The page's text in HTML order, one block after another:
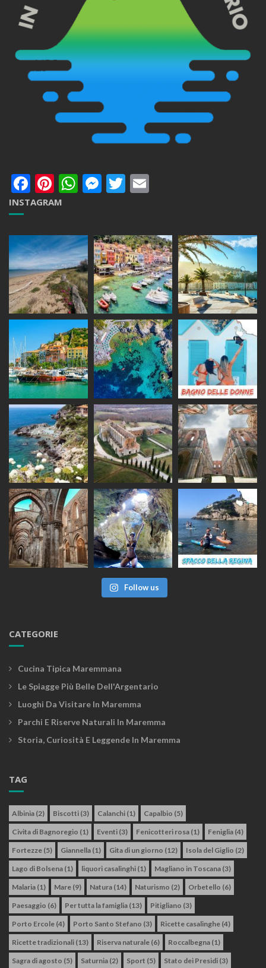
Facebook
Pinterest
WhatsApp
Messenger
Twitter
INSTAGRAM
Follow us
CATEGORIE
Cucina Tipica Maremmana
Le Spiagge Più Belle Dell'Argentario
Luoghi Da Visitare In Maremma
Parchi E Riserve Naturali In Maremma
Storia, Curiosità E Leggende In Maremma
TAG
Albinia (2) Biscotti (3) Calanchi (1) Capalbio (5)
Civita di Bagnoregio (1) Eventi (3) Fenicotteri rosa (1) Feniglia (4)
Fortezze (5) Giannella (1) Gita di un giorno (12) Isola del Giglio (2)
Lago di Bolsena (1) liquori casalinghi (1) Magliano in Toscana (3)
Malaria (1) Mare (9) Natura (14) Naturismo (2) Orbetello (6)
Paesaggio (6) Per tutta la famiglia (13) Pitigliano (3)
Porto Ercole (4) Porto Santo Stefano (3) Ricette casalinghe (4)
Ricette tradizionali (13) Riserva naturale (6) Roccalbegna (1)
Sagra di agosto (5) Saturnia (2) Sport (5) Stato dei Presidi (3)